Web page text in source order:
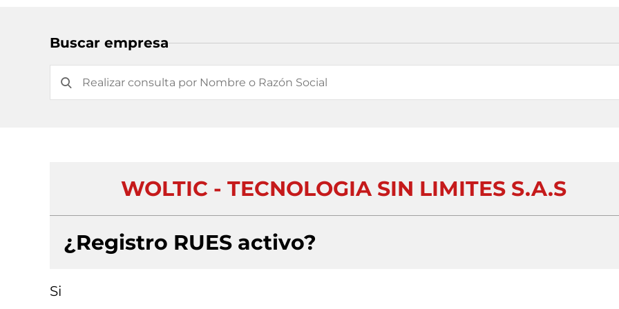
Buscar empresa
WOLTIC - TECNOLOGIA SIN LIMITES S.A.S
¿Registro RUES activo?
Si